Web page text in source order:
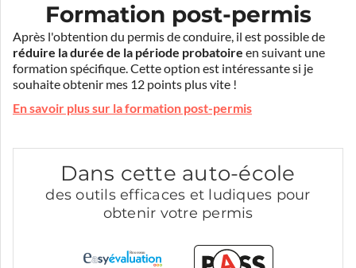
Formation post-permis
Après l'obtention du permis de conduire, il est possible de
réduire la durée de la période probatoire en suivant une
formation spécifique. Cette option est intéressante si je
souhaite obtenir mes 12 points plus vite !
En savoir plus sur la formation post-permis
Dans cette auto-école
des outils efficaces et ludiques pour
obtenir votre permis